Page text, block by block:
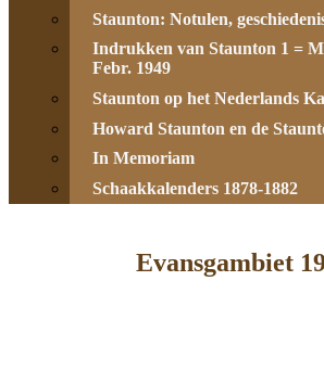
Staunton: Notulen,
Indrukken van Staunton 1 =
Febr. 1949
Staunton op het Nederlands
Howard Staunton en de
In Memoriam
Schaakkalenders 1878-1882
Evansgambiet